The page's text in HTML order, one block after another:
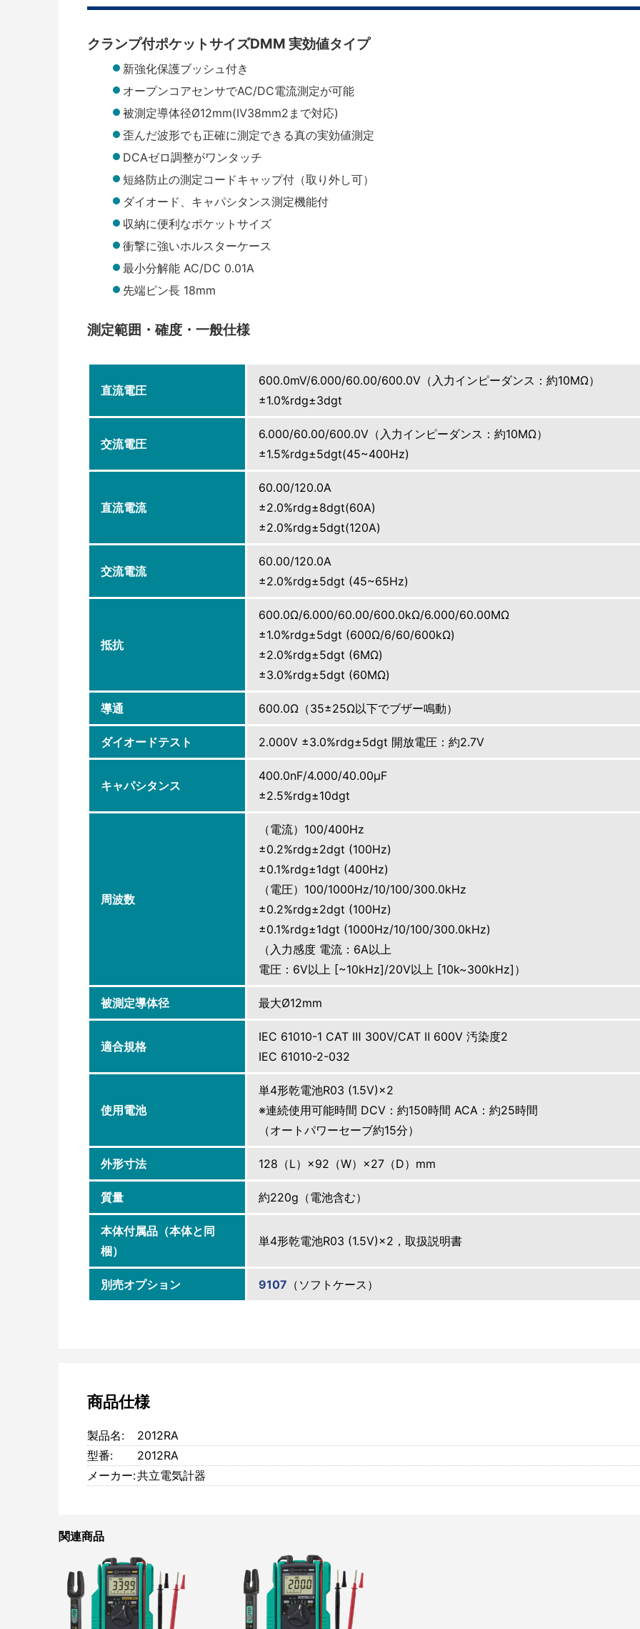
クランプ付ポケットサイズDMM 実効値タイプ
新強化保護ブッシュ付き
オープンコアセンサでAC/DC電流測定が可能
被測定導体径Ø12mm(Ⅳ38mm2まで対応)
歪んだ波形でも正確に測定できる真の実効値測定
DCAゼロ調整がワンタッチ
短絡防止の測定コードキャップ付（取り外し可）
ダイオード、キャパシタンス測定機能付
収納に便利なポケットサイズ
衝撃に強いホルスターケース
最小分解能 AC/DC 0.01A
先端ピン長 18mm
測定範囲・確度・一般仕様
直流電圧
600.0mV/6.000/60.00/600.0V（入力インピーダンス：約10MΩ）
±1.0%rdg±3dgt
交流電圧
6.000/60.00/600.0V（入力インピーダンス：約10MΩ）
±1.5%rdg±5dgt(45~400Hz)
直流電流
60.00/120.0A
±2.0%rdg±8dgt(60A)
±2.0%rdg±5dgt(120A)
交流電流
60.00/120.0A
±2.0%rdg±5dgt (45~65Hz)
抵抗
600.0Ω/6.000/60.00/600.0kΩ/6.000/60.00MΩ
±1.0%rdg±5dgt (600Ω/6/60/600kΩ)
±2.0%rdg±5dgt (6MΩ)
±3.0%rdg±5dgt (60MΩ)
導通 600.0Ω（35±25Ω以下でブザー鳴動）
ダイオードテスト 2.000V ±3.0%rdg±5dgt 開放電圧：約2.7V
キャパシタンス
400.0nF/4.000/40.00μF
±2.5%rdg±10dgt
周波数
（電流）100/400Hz
±0.2%rdg±2dgt (100Hz)
±0.1%rdg±1dgt (400Hz)
（電圧）100/1000Hz/10/100/300.0kHz
±0.2%rdg±2dgt (100Hz)
±0.1%rdg±1dgt (1000Hz/10/100/300.0kHz)
（入力感度 電流：6A以上
電圧：6V以上 [~10kHz]/20V以上 [10k~300kHz]）
被測定導体径 最大Ø12mm
適合規格
IEC 61010-1 CAT Ⅲ 300V/CAT Ⅱ 600V 汚染度2
IEC 61010-2-032
使用電池
単4形乾電池R03 (1.5V)×2
※連続使用可能時間 DCV：約150時間 ACA：約25時間
（オートパワーセーブ約15分）
外形寸法 128（L）×92（W）×27（D）mm
質量 約220g（電池含む）
本体付属品（本体と同
梱）
単4形乾電池R03 (1.5V)×2，取扱説明書
別売オプション 9107 （ソフトケース）
商品仕様
製品名:
2012RA
型番:
2012RA
メーカー:共立電気計器
関連商品